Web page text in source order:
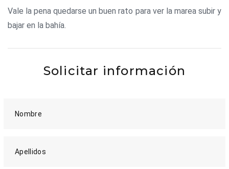
Vale la pena quedarse un buen rato para ver la marea subir y
bajar en la bahía.
Solicitar información
Nombre
Apellidos